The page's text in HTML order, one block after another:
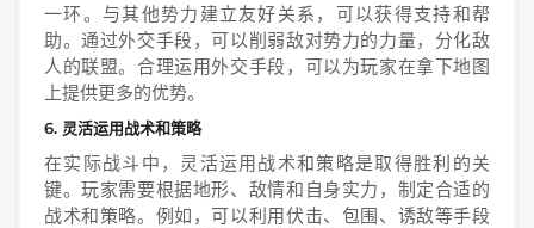
一环。与其他势力建立友好关系，可以获得支持和帮
助。通过外交手段，可以削弱敌对势力的力量，分化敌
人的联盟。合理运用外交手段，可以为玩家在拿下地图
上提供更多的优势。
6. 灵活运用战术和策略
在实际战斗中，灵活运用战术和策略是取得胜利的关
键。玩家需要根据地形、敌情和自身实力，制定合适的
战术和策略。例如，可以利用伏击、包围、诱敌等手段